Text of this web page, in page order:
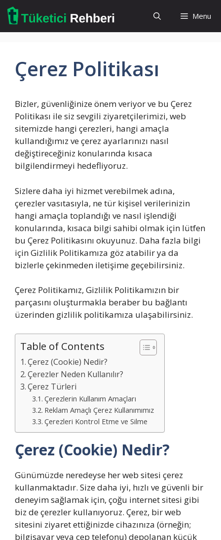
İçeriğe
atla
Menu
Çerez Politikası
Bizler, güvenliğinize önem veriyor ve bu Çerez
Politikası ile siz sevgili ziyaretçilerimizi, web
sitemizde hangi çerezleri, hangi amaçla
kullandığımız ve çerez ayarlarınızı nasıl
değiştireceğiniz konularında kısaca
bilgilendirmeyi hedefliyoruz.
Sizlere daha iyi hizmet verebilmek adına,
çerezler vasıtasıyla, ne tür kişisel verilerinizin
hangi amaçla toplandığı ve nasıl işlendiği
konularında, kısaca bilgi sahibi olmak için lütfen
bu Çerez Politikasını okuyunuz. Daha fazla bilgi
için Gizlilik Politikamıza göz atabilir ya da
bizlerle çekinmeden iletişime geçebilirsiniz.
Çerez Politikamız, Gizlilik Politikamızın bir
parçasını oluşturmakla beraber bu bağlantı
üzerinden gizlilik politikamıza ulaşabilirsiniz.
Table of Contents
Çerez (Cookie) Nedir?
Çerezler Neden Kullanılır?
Çerez Türleri
Çerezlerin Kullanım Amaçları
Reklam Amaçlı Çerez Kullanımımız
Çerezleri Kontrol Etme ve Silme
Çerez (Cookie) Nedir?
Günümüzde neredeyse her web sitesi çerez
kullanmaktadır. Size daha iyi, hızlı ve güvenli bir
deneyim sağlamak için, çoğu internet sitesi gibi
biz de çerezler kullanıyoruz. Çerez, bir web
sitesini ziyaret ettiğinizde cihazınıza (örneğin;
bilgisayar veya cep telefonu) depolanan küçük